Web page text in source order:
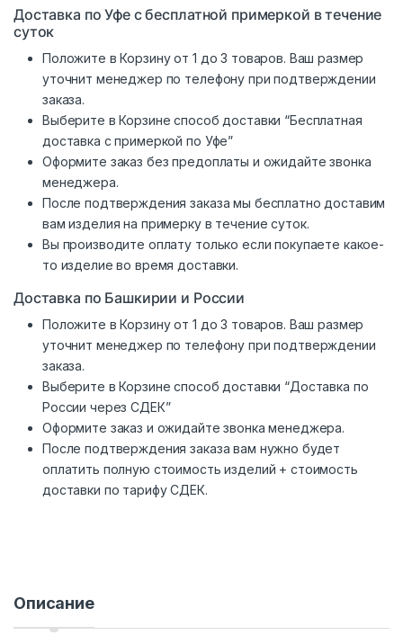
Доставка по Уфе с бесплатной примеркой в течение
суток
Положите в Корзину от 1 до 3 товаров. Ваш размер
уточнит менеджер по телефону при подтверждении
заказа.
Выберите в Корзине способ доставки “Бесплатная
доставка с примеркой по Уфе”
Оформите заказ без предоплаты и ожидайте звонка
менеджера.
После подтверждения заказа мы бесплатно доставим
вам изделия на примерку в течение суток.
Вы производите оплату только если покупаете какое-
то изделие во время доставки.
Доставка по Башкирии и России
Положите в Корзину от 1 до 3 товаров. Ваш размер
уточнит менеджер по телефону при подтверждении
заказа.
Выберите в Корзине способ доставки “Доставка по
России через СДЕК”
Оформите заказ и ожидайте звонка менеджера.
После подтверждения заказа вам нужно будет
оплатить полную стоимость изделий + стоимость
доставки по тарифу СДЕК.
Описание